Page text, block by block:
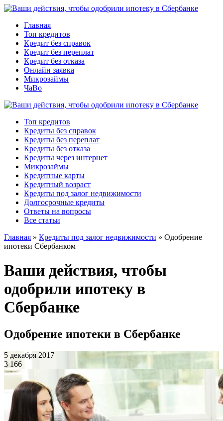
Главная
Топ кредитов
Кредит без справок
Кредит без переплат
Кредит без отказа
Онлайн заявка
Микрозаймы
ЧаВо
Топ кредитов
Кредиты без справок
Кредиты без переплат
Кредиты без отказа
Кредиты через интернет
Микрозаймы
Кредитные карты
Кредитный возраст
Кредиты под залог недвижимости
Долгосрочные кредиты
Ответы на вопросы
Все статьи
Главная » Кредиты под залог недвижимости » Одобрение
ипотеки Сбербанком
Ваши действия, чтобы
одобрили ипотеку в
Сбербанке
Одобрение ипотеки в Сбербанке
5 декабря 2017
3 166